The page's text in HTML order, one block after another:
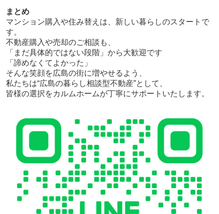
まとめ
マンション購入や住み替えは、新しい暮らしのスタートで
す。
不動産購入や売却のご相談も、
「まだ具体的ではない段階」から大歓迎です
「諦めなくてよかった」
そんな笑顔を広島の街に増やせるよう、
私たちは“広島の暮らし相談型不動産”として、
皆様の選択をカルムホームが丁寧にサポートいたします。